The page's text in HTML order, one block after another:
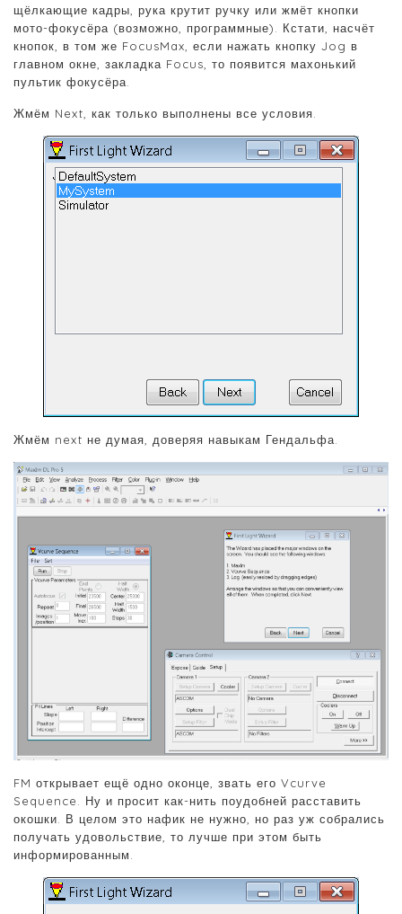
щёлкающие кадры, рука крутит ручку или жмёт кнопки
мото-фокусёра (возможно, программные). Кстати, насчёт
кнопок, в том же FocusMax, если нажать кнопку Jog в
главном окне, закладка Focus, то появится махонький
пультик фокусёра.
Жмём Next, как только выполнены все условия.
Жмём next не думая, доверяя навыкам Гендальфа.
FM открывает ещё одно оконце, звать его Vcurve
Sequence. Ну и просит как-нить поудобней расставить
окошки. В целом это нафик не нужно, но раз уж собрались
получать удовольствие, то лучше при этом быть
информированным.